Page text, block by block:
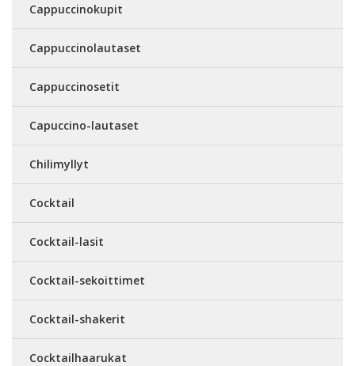
Cappuccinokupit
Cappuccinolautaset
Cappuccinosetit
Capuccino-lautaset
Chilimyllyt
Cocktail
Cocktail-lasit
Cocktail-sekoittimet
Cocktail-shakerit
Cocktailhaarukat